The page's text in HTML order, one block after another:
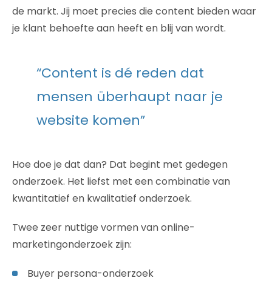
de markt. Jij moet precies die content bieden waar
je klant behoefte aan heeft en blij van wordt.
“Content is dé reden dat
mensen überhaupt naar je
website komen”
Hoe doe je dat dan? Dat begint met gedegen
onderzoek. Het liefst met een combinatie van
kwantitatief en kwalitatief onderzoek.
Twee zeer nuttige vormen van online-
marketingonderzoek zijn:
Buyer persona-onderzoek